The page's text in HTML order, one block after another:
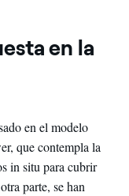
en la
en el modelo
que contempla la
in situ para cubrir
parte, se han